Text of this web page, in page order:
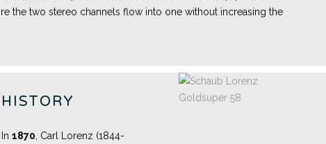
the two stereo channels flow into one without increasing the
HISTORY
In 1870, Carl Lorenz (1844-